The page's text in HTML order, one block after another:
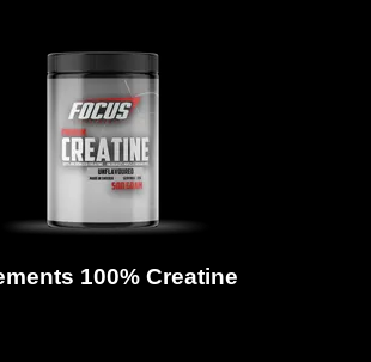
100% Creatine